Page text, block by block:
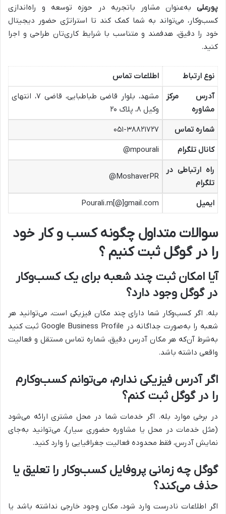
پورعلی به‌عنوان مشاور با‌تجربه در حوزه توسعه و راه‌اندازی
کسب‌وکار، می‌تواند به شما کمک کند تا استراتژی حضور دیجیتال
خود را دقیق، هدفمند و متناسب با شرایط کاری‌تان طراحی و اجرا
کنید.
نوع ارتباط
اطلاعات تماس
آدرس مرکز
مشاوره
مشهد، بلوار قاضی طباطبایی، قاضی ۷، انتهای
وکیل ۸، پلاک ۲۰
شماره تماس
۰۵۱-۳۸۸۲۱۷۲۷
کانال تلگرام
mpourali@
راه ارتباطی در
تلگرام
MoshaverPR@
ایمیل Pourali.m[@]gmail.com
سوالات متداول چگونه کسب و کار خود
را در گوگل ثبت کنیم ؟
آیا امکان ثبت چند شعبه برای یک کسب‌وکار
در گوگل وجود دارد؟
بله. اگر کسب‌وکار شما دارای چند مکان فیزیکی است، می‌توانید هر
شعبه را به‌صورت جداگانه در Google Business Profile ثبت کنید
به‌شرط آن‌که هر مکان آدرس دقیق، شماره تماس مستقل و فعالیت
واقعی داشته باشد.
اگر آدرس فیزیکی ندارم، می‌توانم کسب‌وکارم
را در گوگل ثبت کنم؟
در برخی موارد بله. اگر خدمات شما در محل مشتری ارائه می‌شود
(مثل خدمات در محل یا مشاوره حضوری سیار)، می‌توانید به‌جای
نمایش آدرس، فقط محدوده فعالیت جغرافیایی را وارد کنید.
گوگل چه زمانی پروفایل کسب‌وکار را تعلیق یا
حذف می‌کند؟
اگر اطلاعات نادرست وارد شود، مکان وجود خارجی نداشته باشد یا